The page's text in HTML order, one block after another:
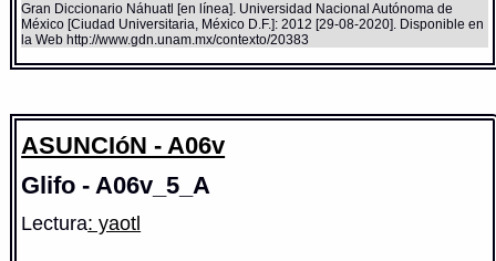
Gran Diccionario Náhuatl [en línea]. Universidad Nacional Autónoma de
México [Ciudad Universitaria, México D.F.]: 2012 [29-08-2020]. Disponible en
la Web http://www.gdn.unam.mx/contexto/20383
ASUNCIóN - A06v
Glifo - A06v_5_A
Lectura: yaotl